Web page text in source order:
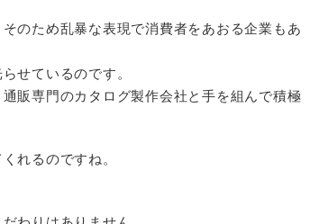
のため乱暴な表現で消費者をあおる企業もあ
せているのです。
販専門のカタログ製作会社と手を組んで積極
れるのですね。